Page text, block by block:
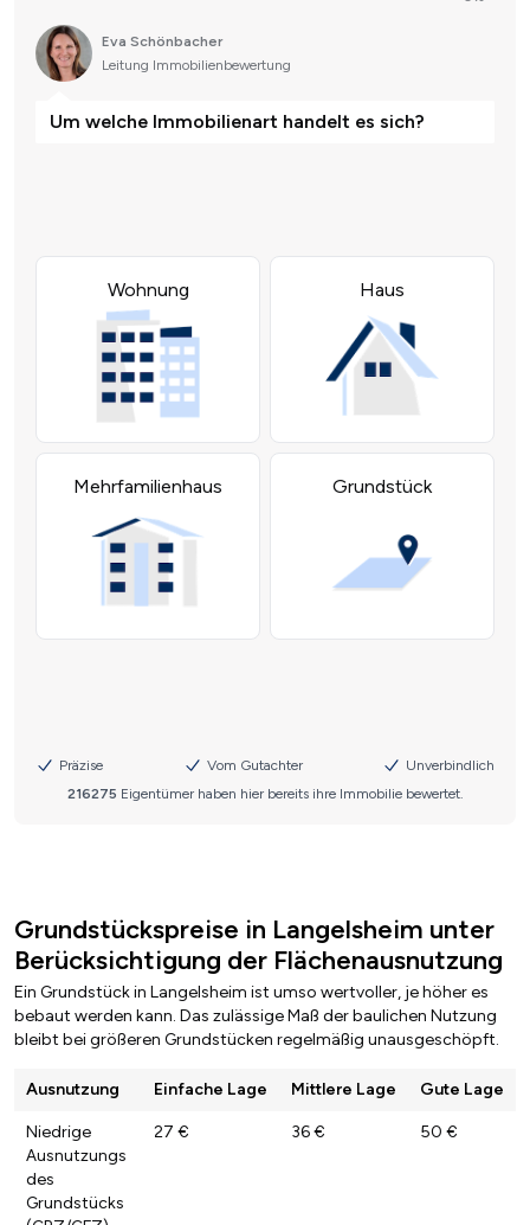
Grundstückspreise in Langelsheim unter
Berücksichtigung der Flächenausnutzung
Ein Grundstück in Langelsheim ist umso wertvoller, je höher es
bebaut werden kann. Das zulässige Maß der baulichen Nutzung
bleibt bei größeren Grundstücken regelmäßig unausgeschöpft.
Ausnutzung Einfache Lage Mittlere Lage Gute Lage
Niedrige
Ausnutzungs
des
Grundstücks
27 € 36 € 50 €